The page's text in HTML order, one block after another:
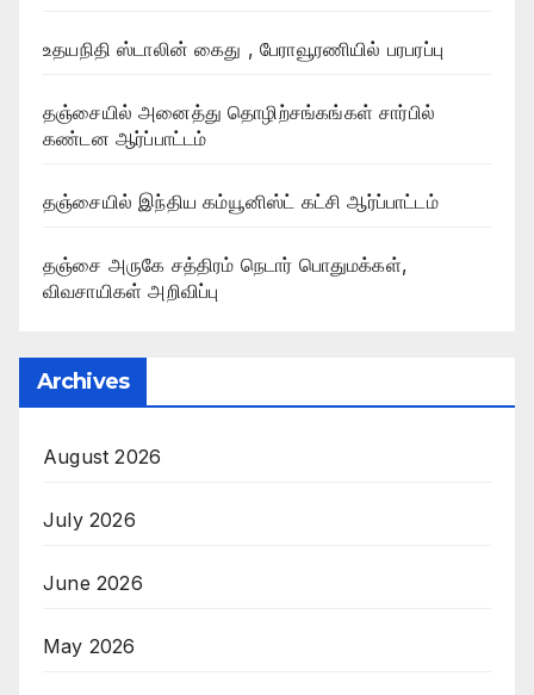
உதயநிதி ஸ்டாலின் கைது , பேராவூரணியில் பரபரப்பு
தஞ்சையில் அனைத்து தொழிற்சங்கங்கள் சார்பில்
கண்டன ஆர்ப்பாட்டம்
தஞ்சையில் இந்திய கம்யூனிஸ்ட் கட்சி ஆர்ப்பாட்டம்
தஞ்சை அருகே சத்திரம் நெடார் பொதுமக்கள்,
விவசாயிகள் அறிவிப்பு
Archives
August 2026
July 2026
June 2026
May 2026